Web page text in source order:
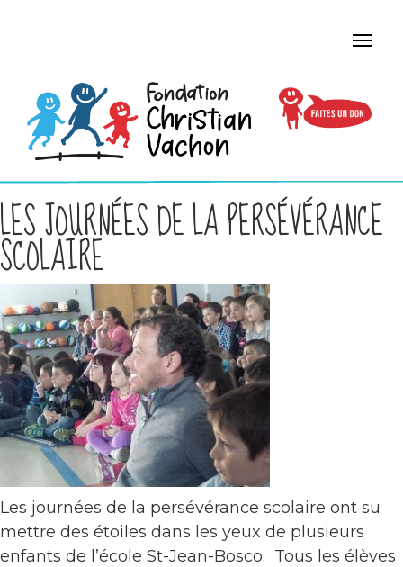
LES JOURNÉES DE LA PERSÉVÉRANCE
SCOLAIRE
Les journées de la persévérance scolaire ont su
mettre des étoiles dans les yeux de plusieurs
enfants de l’école St-Jean-Bosco. Tous les élèves